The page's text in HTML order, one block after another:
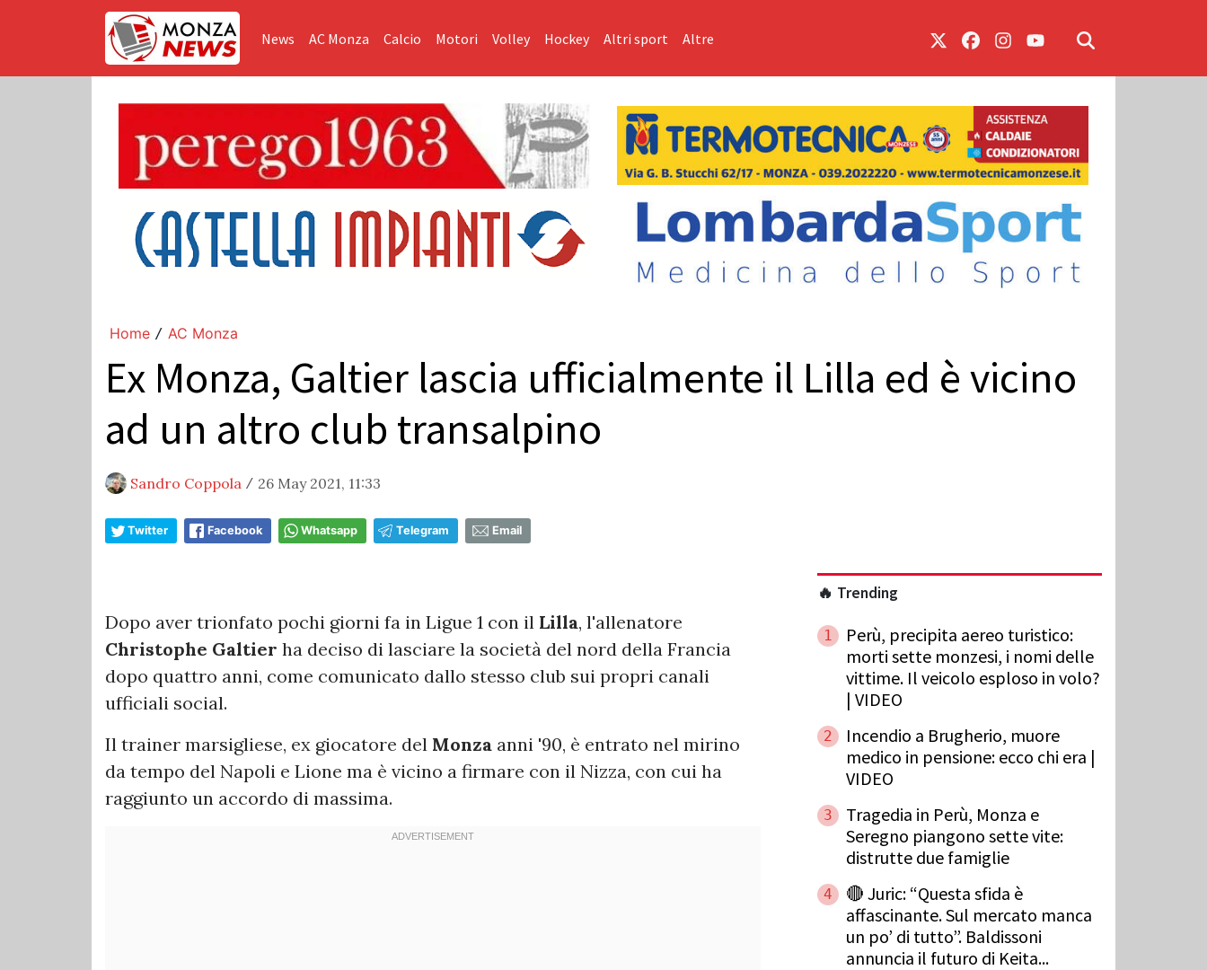
News AC Monza Calcio Motori Volley Hockey Altri sport Altre
Home / AC Monza
Ex Monza, Galtier lascia ufficialmente il Lilla ed è vicino
ad un altro club transalpino
Sandro Coppola / 26 May 2021, 11:33
Twitter Facebook Whatsapp Telegram Email
Dopo aver trionfato pochi giorni fa in Ligue 1 con il Lilla, l'allenatore
Christophe Galtier ha deciso di lasciare la società del nord della Francia
dopo quattro anni, come comunicato dallo stesso club sui propri canali
ufficiali social.
Il trainer marsigliese, ex giocatore del Monza anni '90, è entrato nel mirino
da tempo del Napoli e Lione ma è vicino a firmare con il Nizza, con cui ha
raggiunto un accordo di massima.
🔥 Trending
1
Perù, precipita aereo turistico:
morti sette monzesi, i nomi delle
vittime. Il veicolo esploso in volo?
| VIDEO
2
Incendio a Brugherio, muore
medico in pensione: ecco chi era |
VIDEO
3
Tragedia in Perù, Monza e
Seregno piangono sette vite:
distrutte due famiglie
4
🔴 Juric: “Questa sfida è
affascinante. Sul mercato manca
un po’ di tutto”. Baldissoni
annuncia il futuro di Keita...